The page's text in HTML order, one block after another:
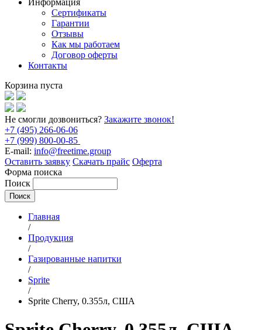
Информация
Сертификаты
Гарантии
Отзывы
Как мы работаем
Договор оферты
Контакты
Корзина пуста
Не смогли дозвониться? Закажите звонок!
+7 (495) 266-06-06
+7 (999) 800-00-85
E-mail: info@freetime.group
Оставить заявку Скачать прайс Оферта
Форма поиска
Поиск
Главная
/
Продукция
/
Газированные напитки
/
Sprite
/
Sprite Cherry, 0.355л, США